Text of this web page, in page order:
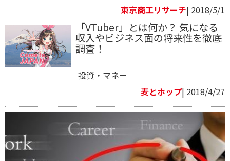
東京商工リサーチ| 2018/5/1
「VTuber」とは何か？ 気になる
収入やビジネス面の将来性を徹底
調査！
投資・マネー
麦とホップ| 2018/4/27